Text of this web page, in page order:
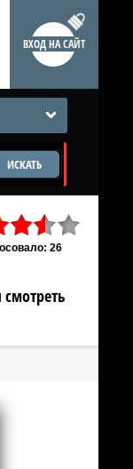
ВХОД НА САЙТ
ИСКАТЬ
26
смотреть